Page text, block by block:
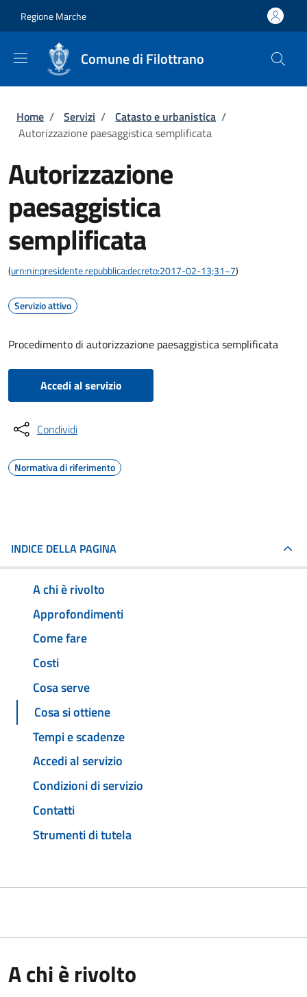
Regione Marche
Comune di Filottrano
Briciole di pane
Home / Servizi / Catasto e urbanistica /
Autorizzazione paesaggistica semplificata
Autorizzazione
paesaggistica
semplificata
(urn:nir:presidente.repubblica:decreto:2017-02-13;31~7)
Servizio attivo
Procedimento di autorizzazione paesaggistica semplificata
Accedi al servizio
Condividi
Normativa di riferimento
INDICE DELLA PAGINA
A chi è rivolto
Approfondimenti
Come fare
Costi
Cosa serve
Cosa si ottiene
Tempi e scadenze
Accedi al servizio
Condizioni di servizio
Contatti
Strumenti di tutela
A chi è rivolto